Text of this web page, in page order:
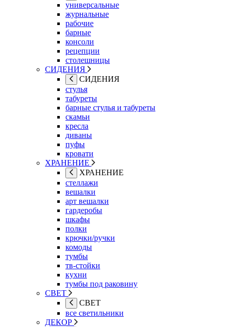
универсальные
журнальные
рабочие
барные
консоли
рецепции
столешницы
СИДЕНИЯ
СИДЕНИЯ
стулья
табуреты
барные стулья и табуреты
скамьи
кресла
диваны
пуфы
кровати
ХРАНЕНИЕ
ХРАНЕНИЕ
стеллажи
вешалки
арт вешалки
гардеробы
шкафы
полки
крючки/ручки
комоды
тумбы
тв-стойки
кухни
тумбы под раковину
СВЕТ
СВЕТ
все светильники
ДЕКОР